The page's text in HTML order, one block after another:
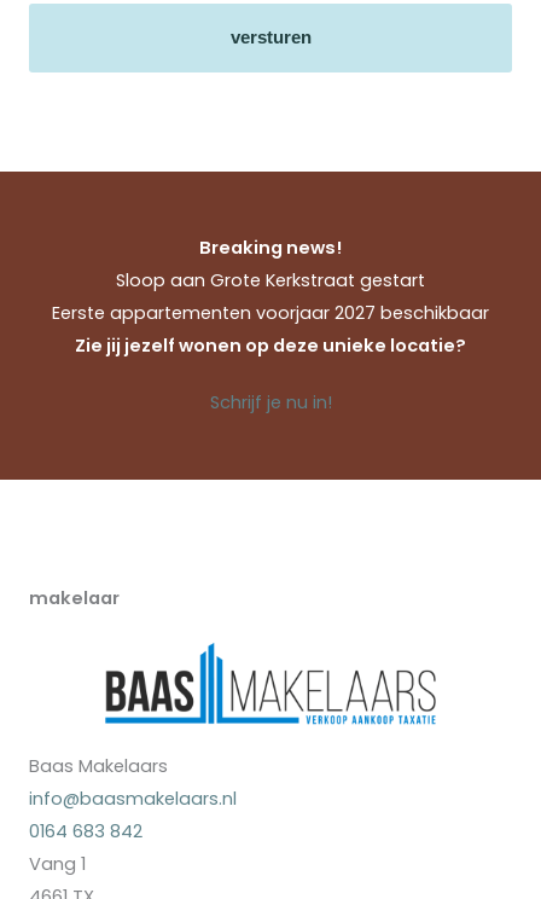
Breaking news!
Sloop aan Grote Kerkstraat gestart
Eerste appartementen voorjaar 2027 beschikbaar
Zie jij jezelf wonen op deze unieke locatie?
Schrijf je nu in!
makelaar
Baas Makelaars
info@baasmakelaars.nl
0164 683 842
Vang 1